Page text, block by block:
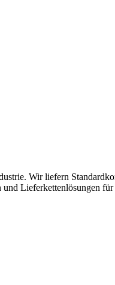
Wir liefern
Lieferkettenlösungen für